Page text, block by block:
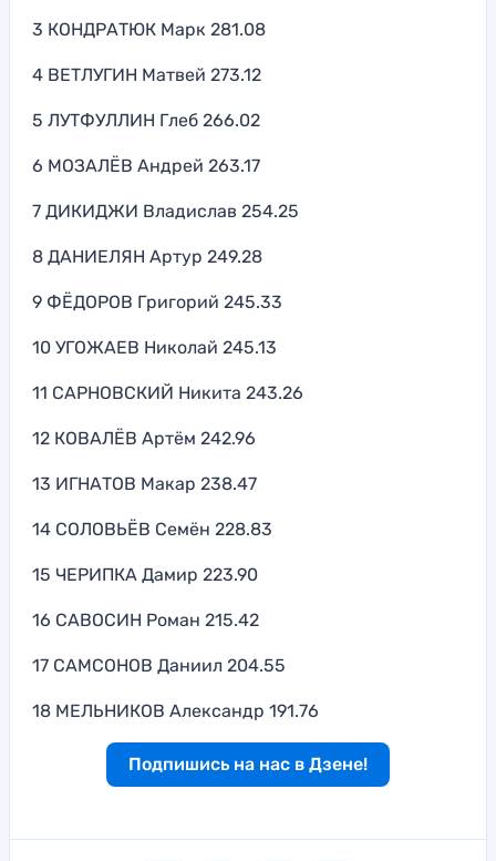
3 КОНДРАТЮК Марк 281.08
4 ВЕТЛУГИН Матвей 273.12
5 ЛУТФУЛЛИН Глеб 266.02
6 МОЗАЛЁВ Андрей 263.17
7 ДИКИДЖИ Владислав 254.25
8 ДАНИЕЛЯН Артур 249.28
9 ФЁДОРОВ Григорий 245.33
10 УГОЖАЕВ Николай 245.13
11 САРНОВСКИЙ Никита 243.26
12 КОВАЛЁВ Артём 242.96
13 ИГНАТОВ Макар 238.47
14 СОЛОВЬЁВ Семён 228.83
15 ЧЕРИПКА Дамир 223.90
16 САВОСИН Роман 215.42
17 САМСОНОВ Даниил 204.55
18 МЕЛЬНИКОВ Александр 191.76
Подпишись на нас в Дзене!